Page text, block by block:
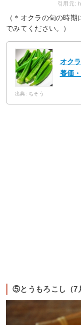
（＊オクラの旬の時
でみてください。）
オク
養価
出典: ちそう
⑤とうもろこし（7